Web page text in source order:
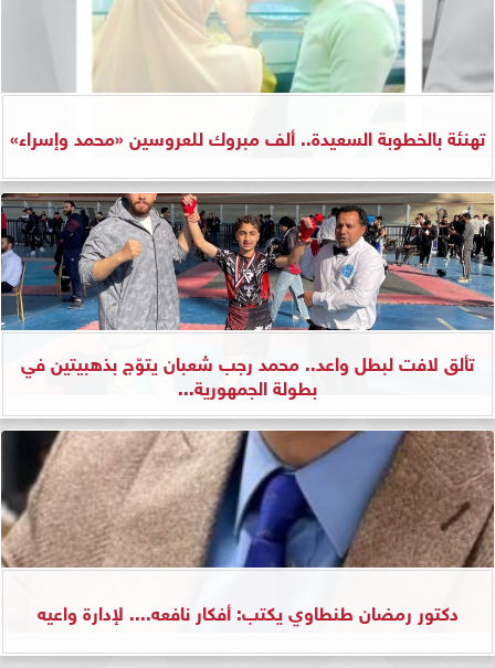
تهنئة بالخطوبة السعيدة.. ألف مبروك للعروسين «محمد وإسراء»
تألق لافت لبطل واعد.. محمد رجب شعبان يتوّج بذهبيتين في
بطولة الجمهورية...
دكتور رمضان طنطاوي يكتب: أفكار نافعه.... لإدارة واعيه